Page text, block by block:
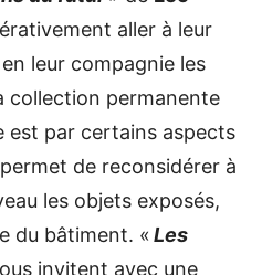
aller à leur
leur compagnie les
collection permanente
est par certains aspects
de reconsidérer à
les objets exposés,
du bâtiment. «Les
invitent avec une